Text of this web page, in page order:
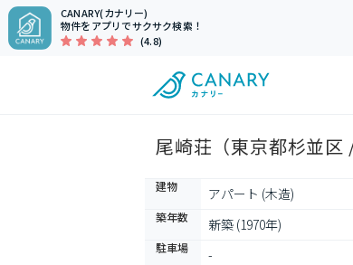
CANARY(カナリー)
物件をアプリでサクサク検索！
(4.8)
尾崎荘（東京都杉並区
建物 アパート (木造)
築年数 新築 (1970年)
駐車場 -